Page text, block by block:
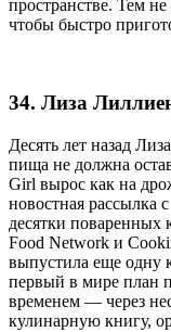
пространстве. Тем
чтобы быстро
34. Лиза
Десять лет назад
пища не должна
Girl вырос как на
новостная рассылка
десятки поваренных
Food Network и
выпустила еще одну
первый в мире план
временем — через
кулинарную книгу,